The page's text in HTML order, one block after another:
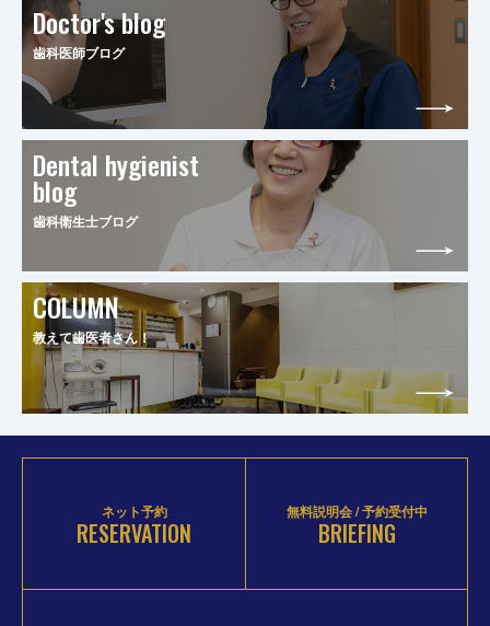
Doctor's blog
歯科医師ブログ
Dental hygienist
blog
歯科衛生士ブログ
COLUMN
教えて歯医者さん！
ネット予約
RESERVATION
無料説明会 / 予約受付中
BRIEFING